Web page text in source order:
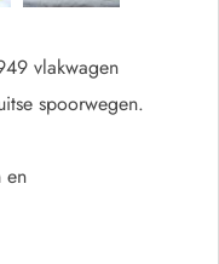
vlakwagen
spoorwegen.
en